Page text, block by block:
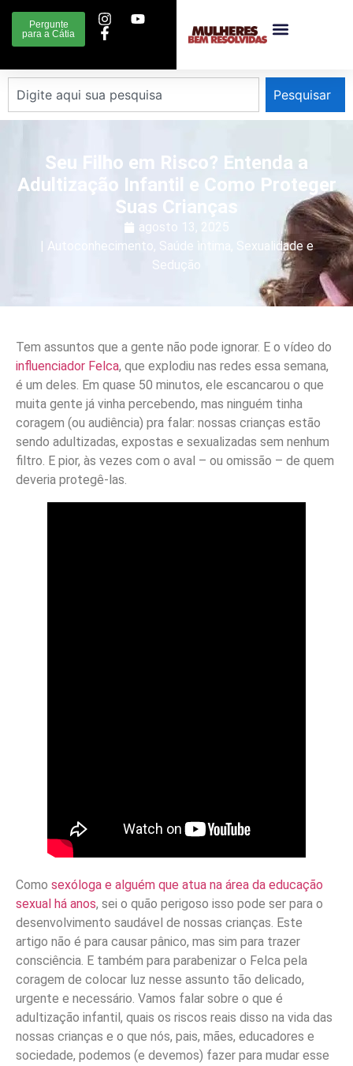
Pergunte
para a Cátia
Pesquisar
Seu Filho em Risco? Entenda a
Adultização Infantil e Como Proteger
Suas Crianças
agosto 13, 2025
| Autoconhecimento, Saúde ìntima, Sexualidade e
Sedução
Tem assuntos que a gente não pode ignorar. E o vídeo do
influenciador Felca, que explodiu nas redes essa semana,
é um deles. Em quase 50 minutos, ele escancarou o que
muita gente já vinha percebendo, mas ninguém tinha
coragem (ou audiência) pra falar: nossas crianças estão
sendo adultizadas, expostas e sexualizadas sem nenhum
filtro. E pior, às vezes com o aval – ou omissão – de quem
deveria protegê-las.
Como sexóloga e alguém que atua na área da educação
sexual há anos, sei o quão perigoso isso pode ser para o
desenvolvimento saudável de nossas crianças. Este
artigo não é para causar pânico, mas sim para trazer
consciência. E também para parabenizar o Felca pela
coragem de colocar luz nesse assunto tão delicado,
urgente e necessário. Vamos falar sobre o que é
adultização infantil, quais os riscos reais disso na vida das
nossas crianças e o que nós, pais, mães, educadores e
sociedade, podemos (e devemos) fazer para mudar esse